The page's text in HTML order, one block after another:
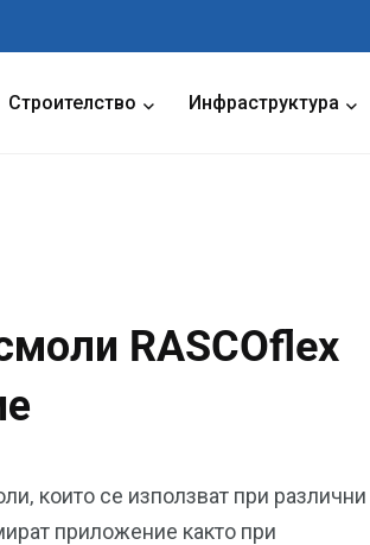
Строителство Инфраструктура
RASCOflex
които се използват при различни
приложение както при